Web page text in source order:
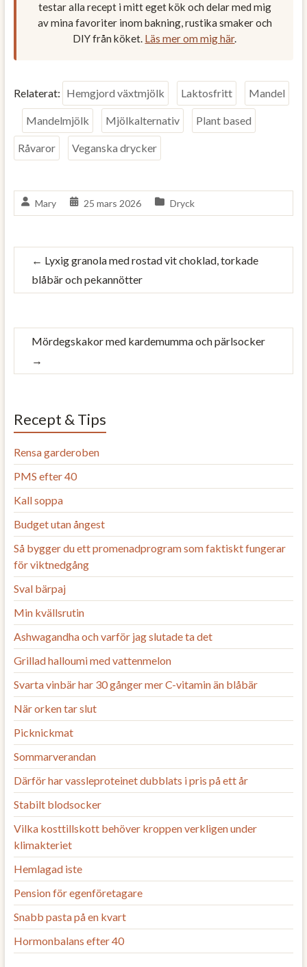
testar alla recept i mitt eget kök och delar med mig
av mina favoriter inom bakning, rustika smaker och
DIY från köket. Läs mer om mig här.
Relaterat: Hemgjord växtmjölk Laktosfritt Mandel
Mandelmjölk Mjölkalternativ Plant based
Råvaror Veganska drycker
Mary 25 mars 2026 Dryck
← Lyxig granola med rostad vit choklad, torkade
blåbär och pekannötter
Mördegskakor med kardemumma och pärlsocker
→
Recept & Tips
Rensa garderoben
PMS efter 40
Kall soppa
Budget utan ångest
Så bygger du ett promenadprogram som faktiskt fungerar
för viktnedgång
Sval bärpaj
Min kvällsrutin
Ashwagandha och varför jag slutade ta det
Grillad halloumi med vattenmelon
Svarta vinbär har 30 gånger mer C-vitamin än blåbär
När orken tar slut
Picknickmat
Sommarverandan
Därför har vassleproteinet dubblats i pris på ett år
Stabilt blodsocker
Vilka kosttillskott behöver kroppen verkligen under
klimakteriet
Hemlagad iste
Pension för egenföretagare
Snabb pasta på en kvart
Hormonbalans efter 40